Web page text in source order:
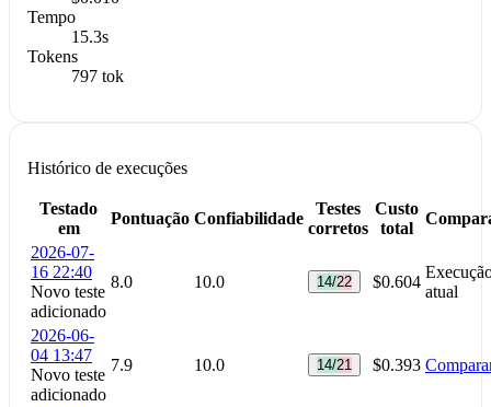
Tempo
15.3s
Tokens
797 tok
Histórico de execuções
Testado
em
Pontuação Confiabilidade
Testes
corretos
Custo
total
2026-07-
16 22:40
Novo teste
adicionado
8.0 10.0 14/22 $0.604
atual
2026-06-
04 13:47
Novo teste
adicionado
7.9 10.0 14/21 $0.393